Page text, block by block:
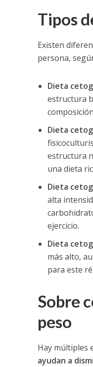
Tipos
Existen
persona,
Dieta
estructura
Dieta
estructura
una dieta
Dieta
alta
ejercicio.
Dieta
más alto,
para este
Sobre
peso
Hay múltiples
ayudan a